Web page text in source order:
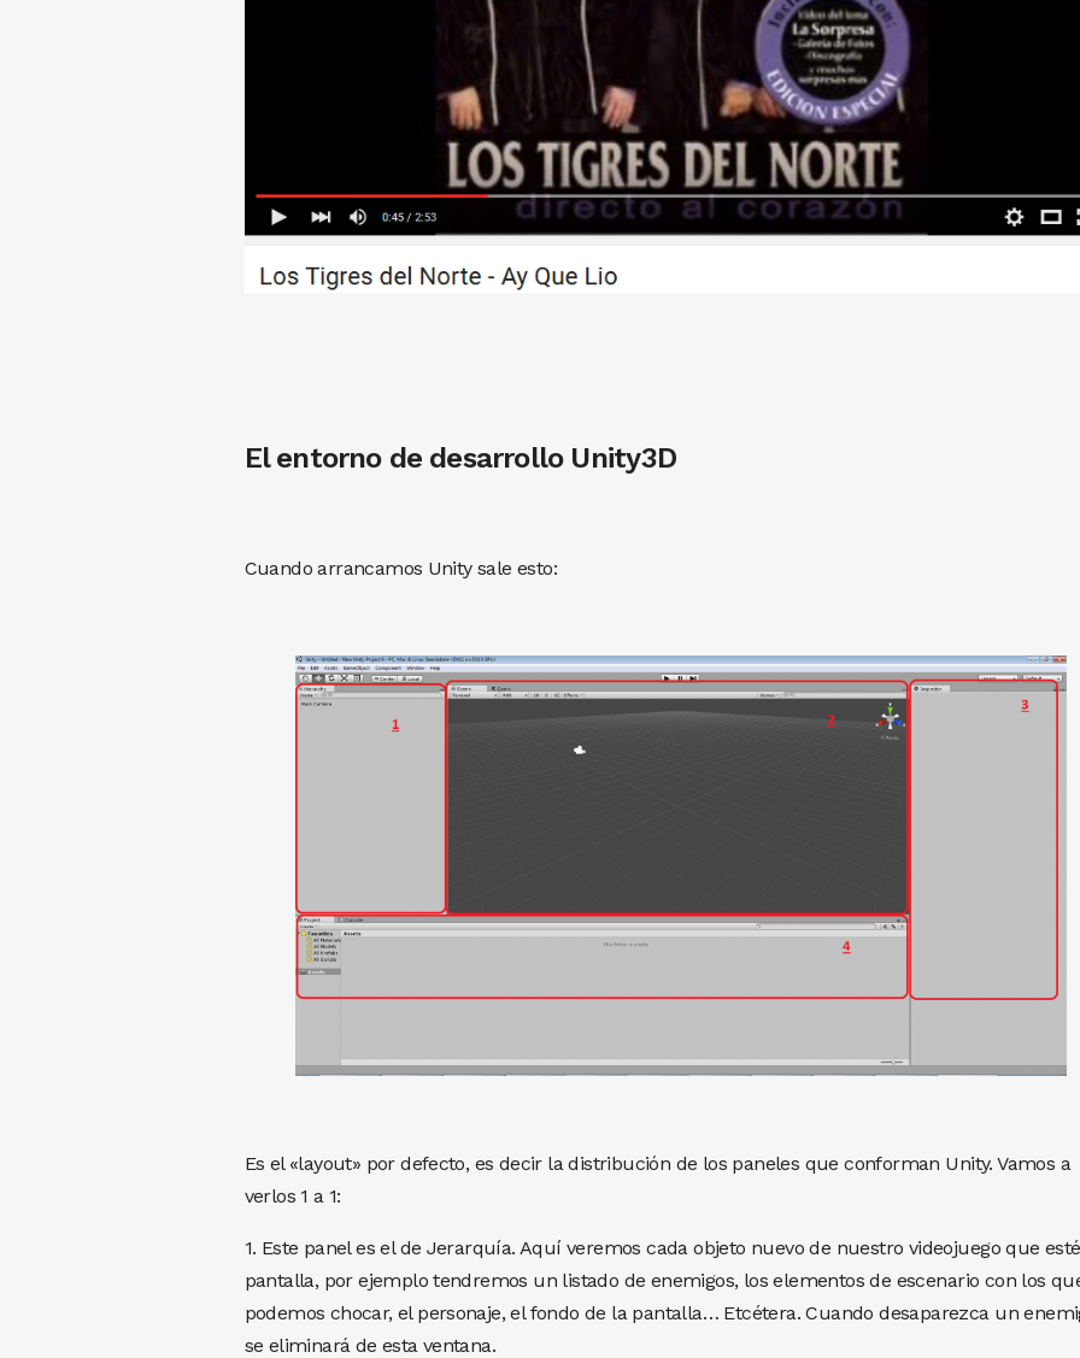
El entorno de desarrollo Unity3D
Cuando arrancamos Unity sale esto:
Es el «layout» por defecto, es decir la distribución de los paneles que conforman Unity. Vamos a
verlos 1 a 1:
1. Este panel es el de Jerarquía. Aquí veremos cada objeto nuevo de nuestro videojuego que
pantalla, por ejemplo tendremos un listado de enemigos, los elementos de escenario con los
podemos chocar, el personaje, el fondo de la pantalla… Etcétera. Cuando desaparezca un
se eliminará de esta ventana.